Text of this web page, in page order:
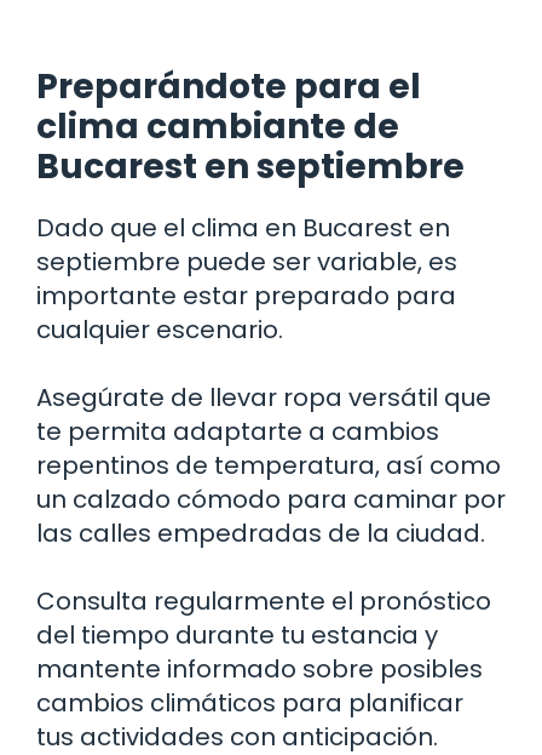
Preparándote para el
clima cambiante de
Bucarest en septiembre
Dado que el clima en Bucarest en
septiembre puede ser variable, es
importante estar preparado para
cualquier escenario.
Asegúrate de llevar ropa versátil que
te permita adaptarte a cambios
repentinos de temperatura, así como
un calzado cómodo para caminar por
las calles empedradas de la ciudad.
Consulta regularmente el pronóstico
del tiempo durante tu estancia y
mantente informado sobre posibles
cambios climáticos para planificar
tus actividades con anticipación.